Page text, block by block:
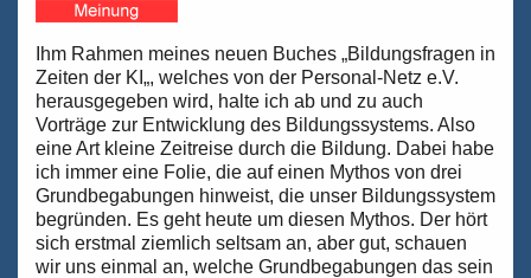
Ihm Rahmen meines neuen Buches „Bildungsfragen in
Zeiten der KI„, welches von der Personal-Netz e.V.
herausgegeben wird, halte ich ab und zu auch
Vorträge zur Entwicklung des Bildungssystems. Also
eine Art kleine Zeitreise durch die Bildung. Dabei habe
ich immer eine Folie, die auf einen Mythos von drei
Grundbegabungen hinweist, die unser Bildungssystem
begründen. Es geht heute um diesen Mythos. Der hört
sich erstmal ziemlich seltsam an, aber gut, schauen
wir uns einmal an, welche Grundbegabungen das sein